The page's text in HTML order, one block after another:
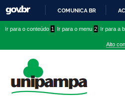
PARA
COMUNICA BR
conteúdo
menu
superior
menu
Ir para o conteúdo 1 Ir para o menu 2 Ir para a
Alto